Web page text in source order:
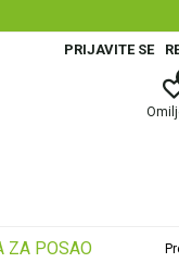
PRIJAVITE SE
ZA POSAO